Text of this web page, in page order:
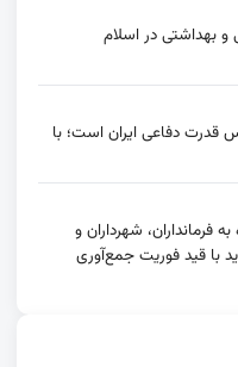
و بهداشتی در اسلام
قدرت دفاعی ایران است؛ با
فرمانداران، شهرداران و
با قید فوریت جمع‌آوری